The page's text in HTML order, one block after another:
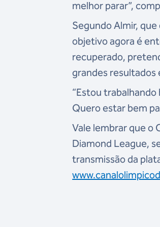
melhor parar”,
Segundo Almir,
objetivo agora é
recuperado,
grandes resultados
“Estou
Quero estar bem
Vale lembrar que o
Diamond League,
transmissão da